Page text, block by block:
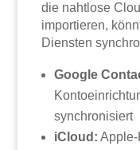
die nahtlose
importieren,
Diensten
Google
synchronisiert
iCloud: Apple-